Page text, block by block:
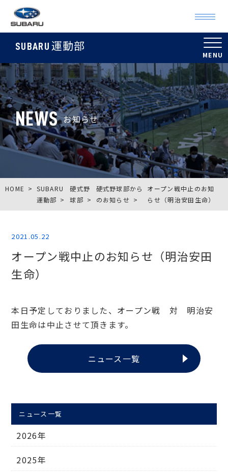
SUBARU 運動部
NEWS お知らせ
HOME
SUBARU
運動部
硬式野
球部
硬式野球部から
のお知らせ
オープン戦中止のお知
らせ（明治安田生命）
2021.05.22
オープン戦中止のお知らせ（明治安田
生命）
本日予定しておりました、オープン戦 対 明治安
田生命は中止させて頂きます。
ニュース一覧
ニュース一覧
2026年
2025年